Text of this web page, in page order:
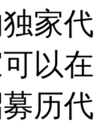
家代
以在
历代